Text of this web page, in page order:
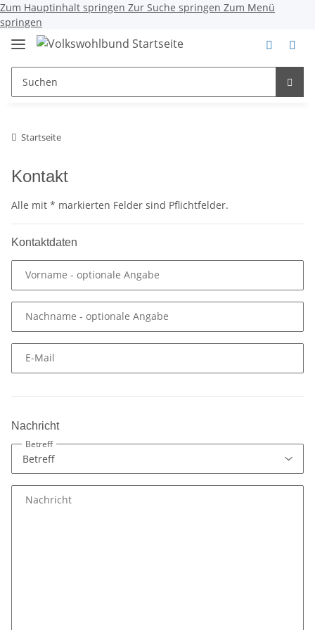
Zum Hauptinhalt springen Zur Suche springen Zum Menü
springen
Startseite
Kontakt
Alle mit * markierten Felder sind Pflichtfelder.
Kontaktdaten
Vorname - optionale Angabe
Nachname - optionale Angabe
E-Mail
Nachricht
Betreff
Nachricht